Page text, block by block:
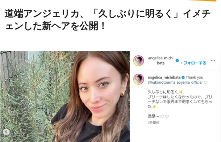
道端アンジェリカ、「久しぶりに明るく」イメチ
ェンした新ヘアを公開！